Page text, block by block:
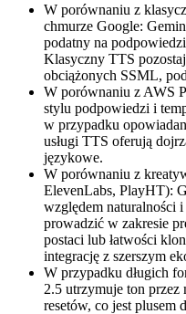
W porównaniu z
chmurze Google:
podatny na
Klasyczny TTS
obciążonych SSML,
W porównaniu z AWS
stylu podpowiedzi i
w przypadku
usługi TTS oferują
językowe.
W porównaniu z
ElevenLabs, PlayHT):
względem naturalności
prowadzić w zakresie
postaci lub łatwości
integrację z szerszym
W przypadku długich
2.5 utrzymuje ton przez
resetów, co jest plusem